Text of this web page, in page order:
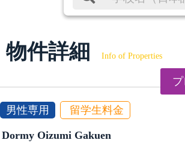
物件詳細 Info of Properties
男性専用 留学生料金
Dormy Oizumi Gakuen